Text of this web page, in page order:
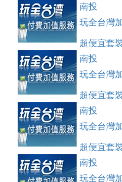
刊登、訂房系統、客房委
南投
玩全台灣
超便宜套
刊登、訂房系統、客房委
南投
玩全台灣
超便宜套
刊登、訂房系統、客房委
南投
玩全台灣
超便宜套
刊登、訂房系統、客房委
南投
玩全台灣